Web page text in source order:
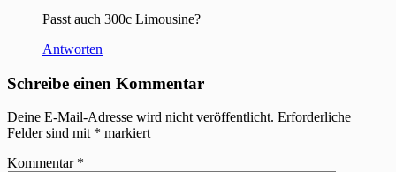
Passt auch 300c Limousine?
Antworten
Schreibe einen Kommentar
Deine E-Mail-Adresse wird nicht veröffentlicht. Erforderliche
Felder sind mit * markiert
Kommentar *